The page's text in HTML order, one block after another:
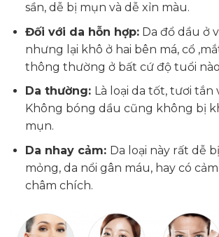
sần, dễ bị mụn và dễ xỉn màu.
Đối với da hỗn hợp:Da đổ dầu ở
nhưng lại khô ở hai bên má, cổ
thông thường ở bất cứ độ tuổi
Da thường: Là loại da tốt, tươi tắn
Không bóng dầu cũng không bị
mụn.
Da nhay cảm: Da loại này rất dễ
mỏng, da nổi gân máu, hay có
châm chích.